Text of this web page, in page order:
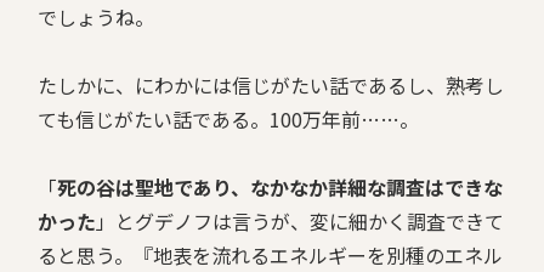
でしょうね。
たしかに、にわかには信じがたい話であるし、熟考し
ても信じがたい話である。100万年前……。
「死の谷は聖地であり、なかなか詳細な調査はできな
かった 」とグデノフは言うが、変に細かく調査できて
ると思う。『地表を流れるエネルギーを別種のエネル